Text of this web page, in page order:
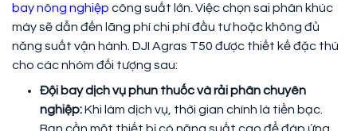
bay nông nghiệp công suất lớn. Việc chọn sai phân khúc
máy sẽ dẫn đến lãng phí chi phí đầu tư hoặc không đủ
năng suất vận hành. DJI Agras T50 được thiết kế đặc thù
cho các nhóm đối tượng sau:
Đội bay dịch vụ phun thuốc và rải phân chuyên
nghiệp:Khi làm dịch vụ, thời gian chính là tiền bạc.